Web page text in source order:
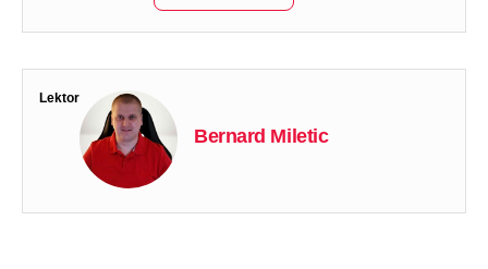
Lektor
Bernard Miletic